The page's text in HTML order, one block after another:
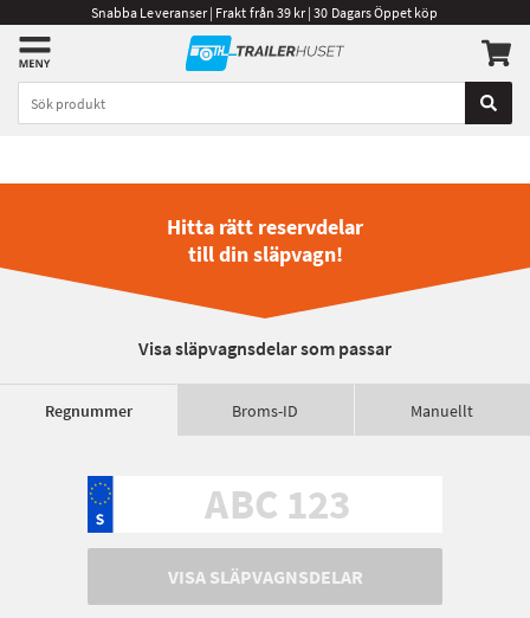
Snabba Leveranser | Frakt från 39 kr | 30 Dagars Öppet köp
Hitta rätt reservdelar
till din släpvagn!
Visa släpvagnsdelar som passar
Regnummer Broms-ID Manuellt
VISA SLÄPVAGNSDELAR